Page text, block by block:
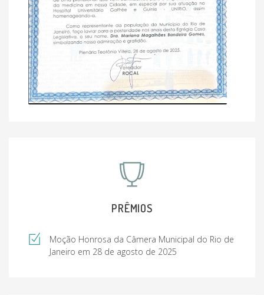
PRÊMIOS
Moção Honrosa da Câmera Municipal do Rio de
Janeiro em 28 de agosto de 2025